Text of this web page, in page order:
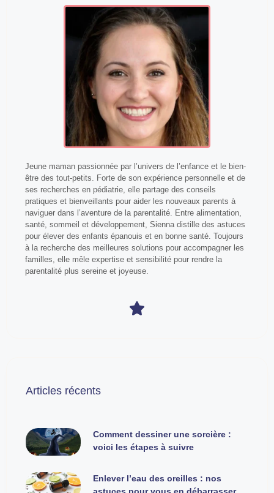
Jeune maman passionnée par l’univers de l’enfance et le bien-
être des tout-petits. Forte de son expérience personnelle et de
ses recherches en pédiatrie, elle partage des conseils
pratiques et bienveillants pour aider les nouveaux parents à
naviguer dans l’aventure de la parentalité. Entre alimentation,
santé, sommeil et développement, Sienna distille des astuces
pour élever des enfants épanouis et en bonne santé. Toujours
à la recherche des meilleures solutions pour accompagner les
familles, elle mêle expertise et sensibilité pour rendre la
parentalité plus sereine et joyeuse.
Articles récents
Comment dessiner une sorcière :
voici les étapes à suivre
Enlever l’eau des oreilles : nos
astuces pour vous en débarrasser